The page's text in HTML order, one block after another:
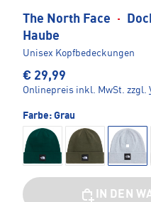
The North Face ·
Haube
Unisex Kopfbedeckungen
€ 29,99
Onlinepreis inkl. MwSt. zzgl.
Farbe: Grau
IN DEN